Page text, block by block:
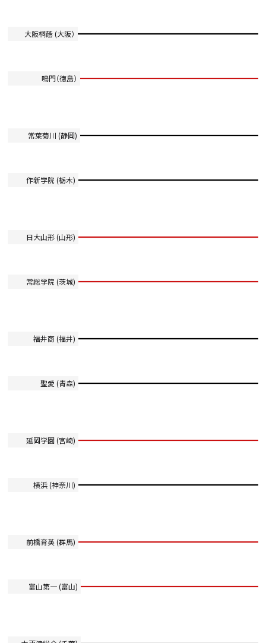
大阪桐蔭 (大阪）
鳴門（徳島）
常葉菊川 (静岡)
作新学院 (栃木)
日大山形 (山形)
常総学院 (茨城)
福井商 (福井)
聖愛 (青森)
延岡学園 (宮崎)
横浜 (神奈川)
前橋育英 (群馬)
富山第一 (富山)